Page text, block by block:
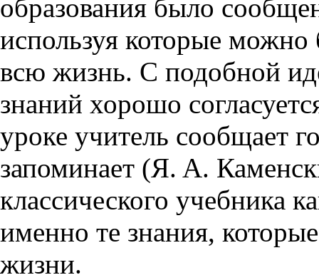
образования было
используя которые
всю жизнь. С подобной
знаний хорошо
уроке учитель сообщает
запоминает (Я. А.
классического учебника
именно те знания,
жизни.